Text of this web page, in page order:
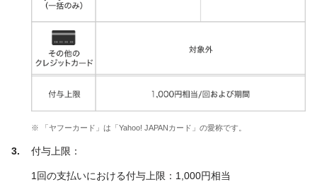
※ 「ヤフーカード」は「Yahoo! JAPANカード」の愛称です。
付与上限：
1回の支払いにおける付与上限：1,000円相当